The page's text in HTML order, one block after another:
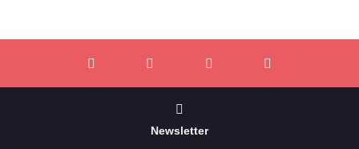
Newsletter